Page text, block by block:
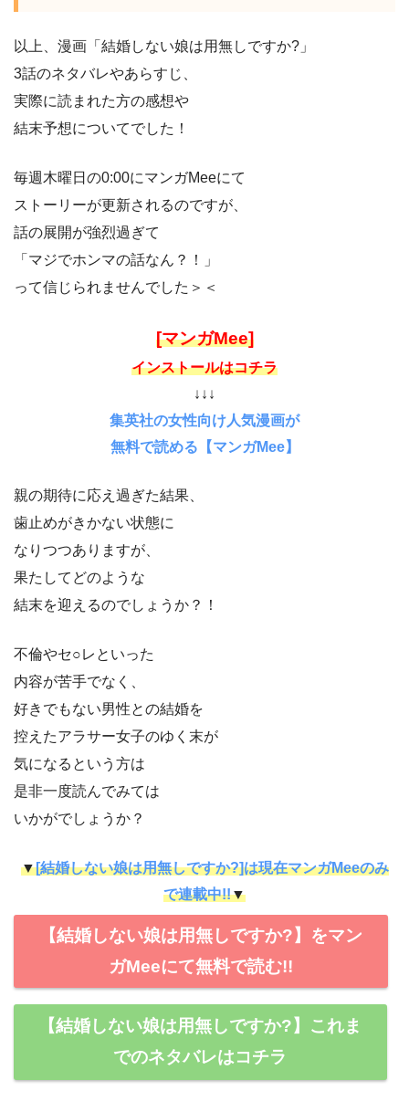
以上、漫画「結婚しない娘は用無しですか?」
3話のネタバレやあらすじ、
実際に読まれた方の感想や
結末予想についてでした！
毎週木曜日の0:00にマンガMeeにて
ストーリーが更新されるのですが、
話の展開が強烈過ぎて
「マジでホンマの話なん？！」
って信じられませんでした＞＜
[マンガMee]
インストールはコチラ
↓↓↓
集英社の女性向け人気漫画が
無料で読める【マンガMee】
親の期待に応え過ぎた結果、
歯止めがきかない状態に
なりつつありますが、
果たしてどのような
結末を迎えるのでしょうか？！
不倫やセ○レといった
内容が苦手でなく、
好きでもない男性との結婚を
控えたアラサー女子のゆく末が
気になるという方は
是非一度読んでみては
いかがでしょうか？
▼[結婚しない娘は用無しですか?]は現在マンガMeeのみ
で連載中!!▼
【結婚しない娘は用無しですか?】をマン
ガMeeにて無料で読む!!
【結婚しない娘は用無しですか?】これま
でのネタバレはコチラ